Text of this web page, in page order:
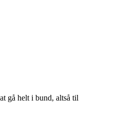
gå helt i bund, altså til